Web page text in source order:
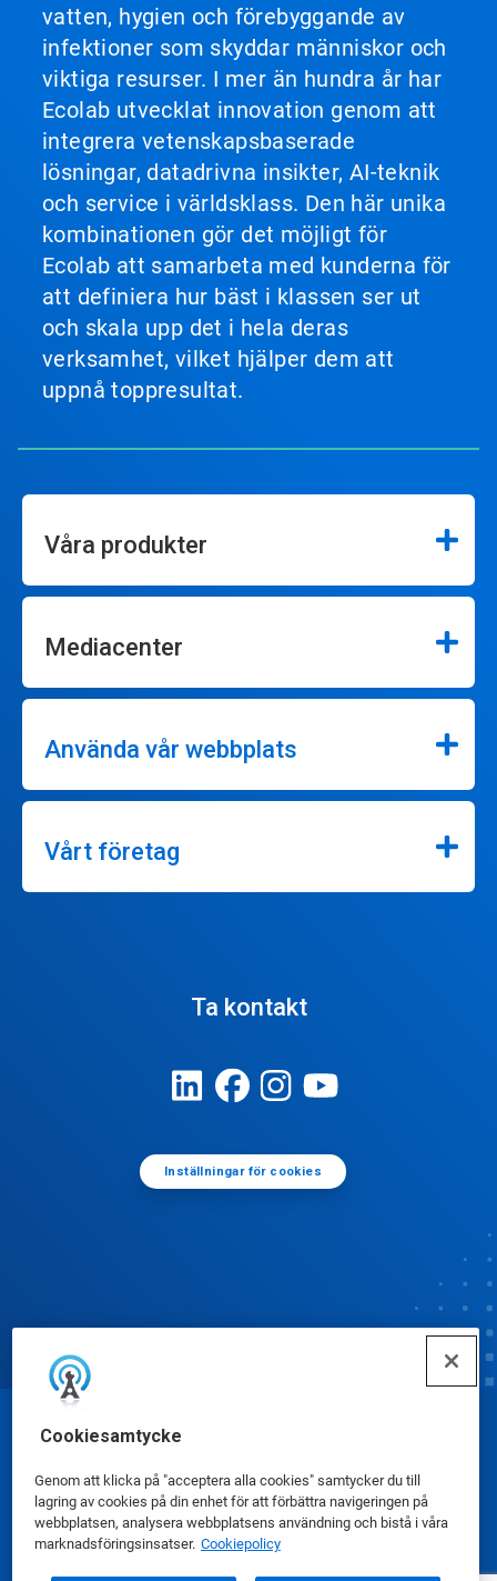
Cookiesamtycke
Genom att klicka på "acceptera alla cookies" samtycker du till
lagring av cookies på din enhet för att förbättra navigeringen på
webbplatsen, analysera webbplatsens användning och bistå i våra
marknadsföringsinsatser. Cookiepolicy
vatten, hygien och förebyggande av
infektioner som skyddar människor och
viktiga resurser. I mer än hundra år har
Ecolab utvecklat innovation genom att
integrera vetenskapsbaserade
lösningar, datadrivna insikter, AI-teknik
och service i världsklass. Den här unika
kombinationen gör det möjligt för
Ecolab att samarbeta med kunderna för
att definiera hur bäst i klassen ser ut
och skala upp det i hela deras
verksamhet, vilket hjälper dem att
uppnå toppresultat.
Våra produkter
Mediacenter
Använda vår webbplats
Vårt företag
Ta kontakt
Inställningar för cookies
© Ecolab Inc. 2025
Säkerhetsdatablad|Sekretesspolicy|
Användarvillkor